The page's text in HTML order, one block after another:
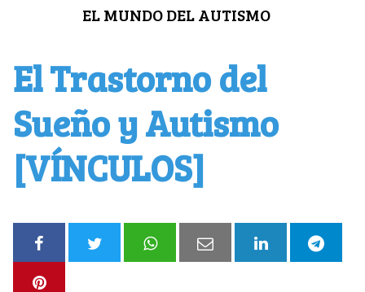
EL MUNDO DEL AUTISMO
El Trastorno del
Sueño y Autismo
[VÍNCULOS]